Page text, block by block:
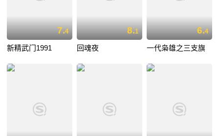
7.4
新精武门1991
8.1
回魂夜
6.4
一代枭雄之三支旗